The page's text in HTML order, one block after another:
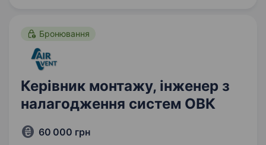
Бронювання
Керівник монтажу, інженер з
налагодження систем ОВК
60 000 грн